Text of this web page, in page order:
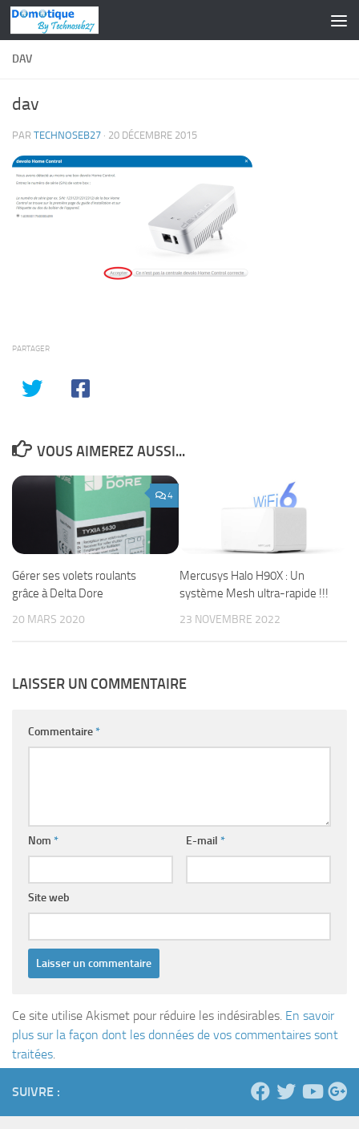
Skip to content
DAV
dav
PAR TECHNOSEB27 · 20 DÉCEMBRE 2015
PARTAGER
VOUS AIMEREZ AUSSI...
4
Gérer ses volets roulants
grâce à Delta Dore
20 MARS 2020
Mercusys Halo H90X : Un
système Mesh ultra-rapide !!!
23 NOVEMBRE 2022
LAISSER UN COMMENTAIRE
Commentaire*
Nom * E-mail *
Site web
Ce site utilise Akismet pour réduire les indésirables. En savoir
plus sur la façon dont les données de vos commentaires sont
traitées.
SUIVRE :